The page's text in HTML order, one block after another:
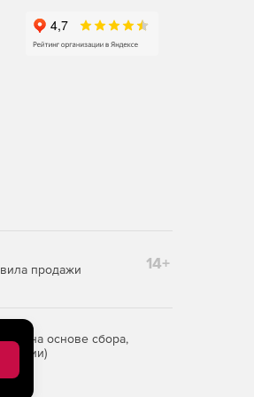
продажи 14+
на основе сбора,